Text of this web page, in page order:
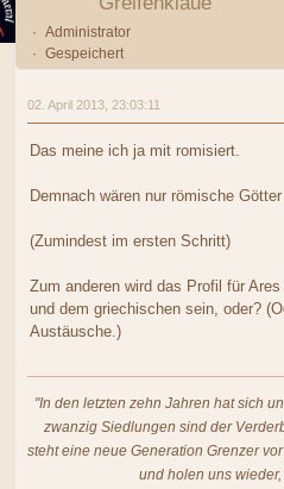
Administrator
Gespeichert
02. April 2013, 23:03:11
Das meine ich ja mit romisiert.
Demnach wären nur römische Götter
(Zumindest im ersten Schritt)
Zum anderen wird das Profil für
und dem griechischen sein, oder?
Austäusche.)
"In den letzten zehn Jahren hat sich
zwanzig Siedlungen sind der
steht eine neue Generation Grenzer
und holen uns